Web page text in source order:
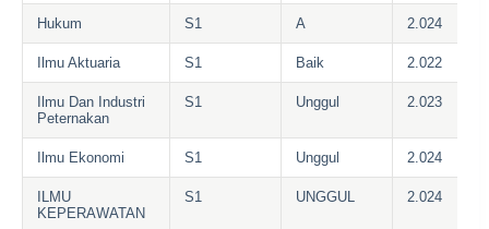
Hukum S1 A 2.024
Ilmu Aktuaria S1 Baik 2.022
Ilmu Dan Industri
Peternakan
S1 Unggul 2.023
Ilmu Ekonomi S1 Unggul 2.024
ILMU
KEPERAWATAN
S1 UNGGUL 2.024